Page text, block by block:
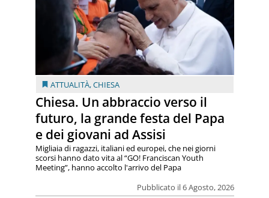
ATTUALITÀ,CHIESA
Chiesa. Un abbraccio verso il
futuro, la grande festa del Papa
e dei giovani ad Assisi
Pubblicato il 6 Agosto, 2026
Migliaia di ragazzi, italiani ed europei, che nei giorni
scorsi hanno dato vita al “GO! Franciscan Youth
Meeting”, hanno accolto l'arrivo del Papa